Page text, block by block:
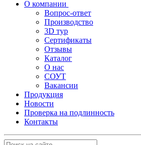
О компании
Вопрос-ответ
Производство
3D тур
Сертификаты
Отзывы
Каталог
О нас
СОУТ
Вакансии
Продукция
Новости
Проверка на подлинность
Контакты